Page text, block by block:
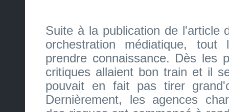
Suite à la publication de l'article
orchestration médiatique,
prendre connaissance. Dès les
critiques allaient bon train et il
pouvait en fait pas tirer
Dernièrement, les agences